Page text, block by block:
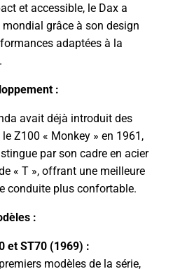
et accessible, le Dax a
grâce à son design
adaptées à la
:
avait déjà introduit des
Z100 « Monkey » en 1961,
par son cadre en acier
« T », offrant une meilleure
conduite plus confortable.
:
et ST70 (1969) :
modèles de la série,